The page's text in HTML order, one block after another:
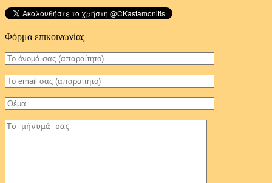
Φόρμα επικοινωνίας